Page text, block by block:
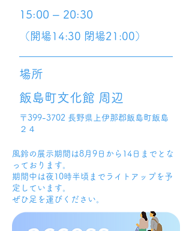
15:00 – 20:30
（開場14:30 閉場21:00）
場所
飯島町文化館 周辺
〒399-3702 長野県上伊那郡飯島町飯島
２４
風鈴の展示期間は8月9日から14日までとな
っております。
期間中は夜10時半頃までライトアップを予
定しています。
ぜひ足を運びください。